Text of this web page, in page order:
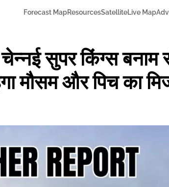
Forecast MapResourcesSatelliteLive Map
सुपर किंग्स बनाम
मौसम और पिच का